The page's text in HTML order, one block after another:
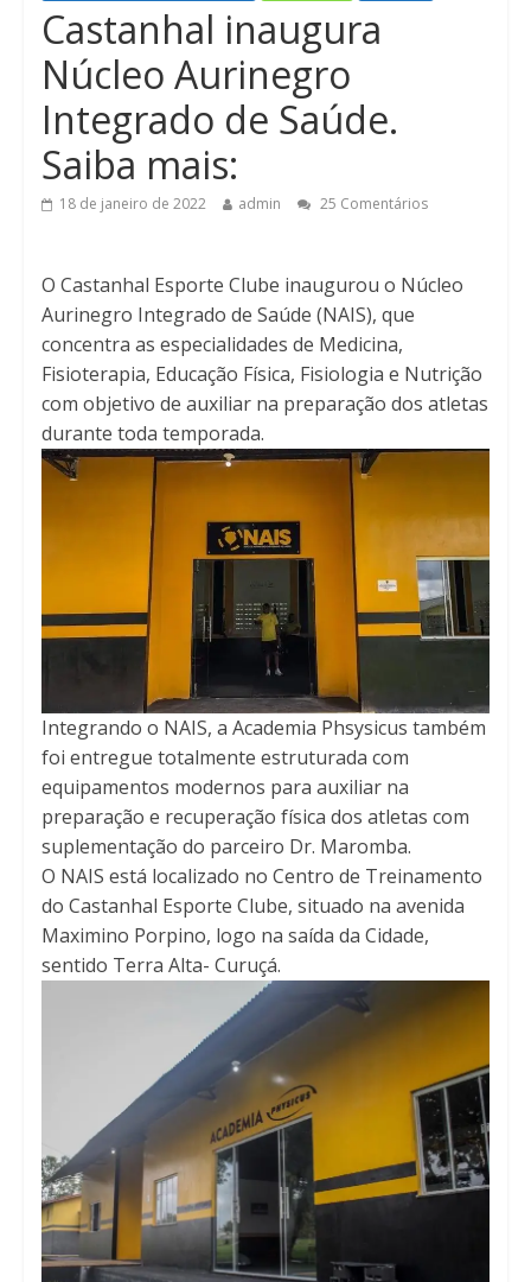
Castanhal inaugura
Núcleo Aurinegro
Integrado de Saúde.
Saiba mais:
18 de janeiro de 2022 admin 25 Comentários
O Castanhal Esporte Clube inaugurou o Núcleo
Aurinegro Integrado de Saúde (NAIS), que
concentra as especialidades de Medicina,
Fisioterapia, Educação Física, Fisiologia e Nutrição
com objetivo de auxiliar na preparação dos atletas
durante toda temporada.
Integrando o NAIS, a Academia Phsysicus também
foi entregue totalmente estruturada com
equipamentos modernos para auxiliar na
preparação e recuperação física dos atletas com
suplementação do parceiro Dr. Maromba.
O NAIS está localizado no Centro de Treinamento
do Castanhal Esporte Clube, situado na avenida
Maximino Porpino, logo na saída da Cidade,
sentido Terra Alta- Curuçá.